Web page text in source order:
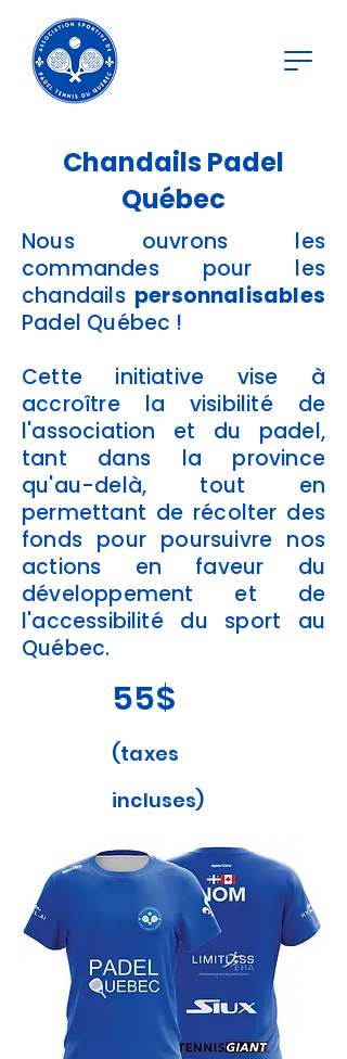
Chandails Padel
Québec
Nous ouvrons les
commandes pour les
chandails personnalisables
Padel Québec !
Cette initiative vise à
accroître la visibilité de
l'association et du padel,
tant dans la province
qu'au-delà, tout en
permettant de récolter des
fonds pour poursuivre nos
actions en faveur du
développement et de
l'accessibilité du sport au
Québec.
55$
(taxes
incluses)